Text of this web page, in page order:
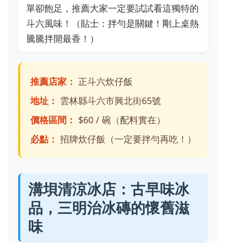
單卻飽足，推薦大家一定要試試看這獨特的
斗六風味！（貼士：拌勻是關鍵！剛上桌熱
騰騰拌開最香！）
推薦店家： 正斗六炊仔飯
地址： 雲林縣斗六市興北街65號
價格區間： $60 / 碗（配料實在）
必點： 招牌炊仔飯（一定要拌勻再吃！）
溝垻清涼冰店：古早味冰
品，三明治冰磚的懷舊滋
味